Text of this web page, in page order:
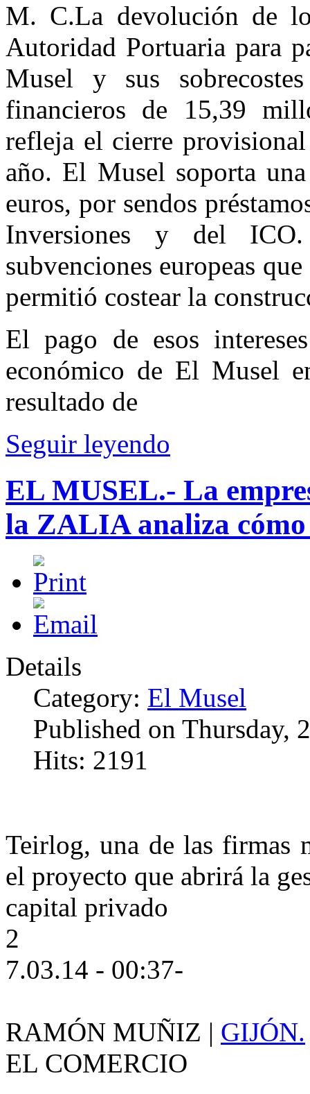
M. C.La devolución de
Autoridad Portuaria para
Musel y sus
financieros de 15,39
refleja el cierre
año. El Musel soporta
euros, por sendos
Inversiones y del
subvenciones europeas
permitió costear la
El pago de esos
económico de El Musel
resultado de
Seguir leyendo
EL MUSEL.- La
la ZALIA analiza
Details
Category: El Musel
Published on Thursday,
Hits: 2191
Teirlog, una de las firmas
el proyecto que abrirá la
capital privado
2
7.03.14 - 00:37-
RAMÓN MUÑIZ | GIJÓN.
EL COMERCIO